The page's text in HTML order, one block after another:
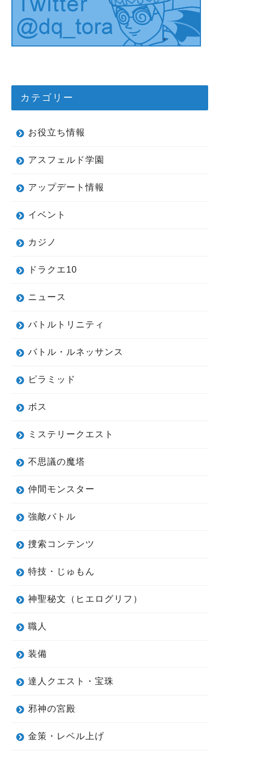
カテゴリー
お役立ち情報
アスフェルド学園
アップデート情報
イベント
カジノ
ドラクエ10
ニュース
バトルトリニティ
バトル・ルネッサンス
ピラミッド
ボス
ミステリークエスト
不思議の魔塔
仲間モンスター
強敵バトル
捜索コンテンツ
特技・じゅもん
神聖秘文（ヒエログリフ）
職人
装備
達人クエスト・宝珠
邪神の宮殿
金策・レベル上げ